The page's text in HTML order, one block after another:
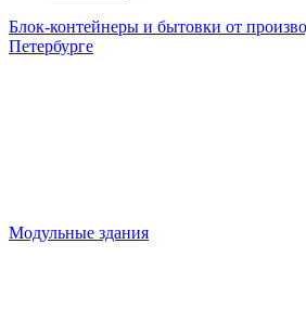
Блок-контейнеры и бытовки от
Петербурге
Модульные здания